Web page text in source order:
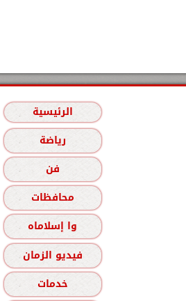
الرئيسية
رياضة
فن
محافظات
وا إسلاماه
فيديو الزمان
خدمات